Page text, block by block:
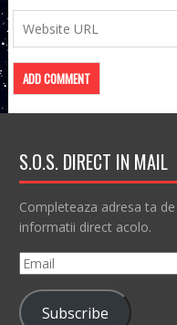
S.O.S. DIRECT IN MAIL
Completeaza adresa ta
informatii direct acolo.
Email
Subscribe